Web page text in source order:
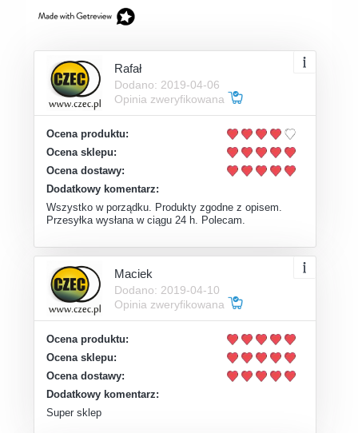
Rafał
Dodano: 2019-04-06
Opinia zweryfikowana
Ocena produktu:
Ocena sklepu:
Ocena dostawy:
Dodatkowy komentarz:
Wszystko w porządku. Produkty zgodne z opisem.
Przesyłka wysłana w ciągu 24 h. Polecam.
Maciek
Dodano: 2019-04-10
Opinia zweryfikowana
Ocena produktu:
Ocena sklepu:
Ocena dostawy:
Dodatkowy komentarz:
Super sklep